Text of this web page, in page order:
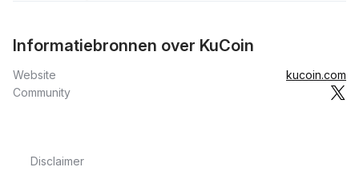
Informatiebronnen over KuCoin
Website
kucoin.com
Community
Disclaimer